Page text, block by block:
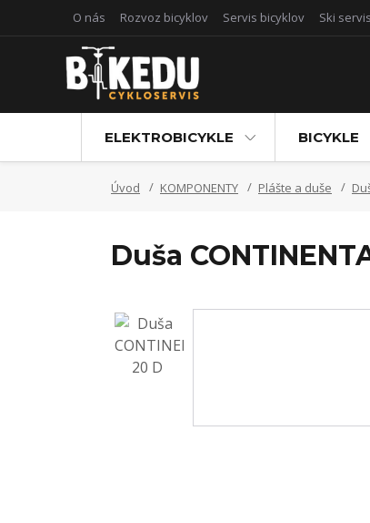
O nás Rozvoz bicyklov Servis bicyklov Ski servis
ELEKTROBICYKLE BICYKLE
Úvod KOMPONENTY Plášte a duše
Duša